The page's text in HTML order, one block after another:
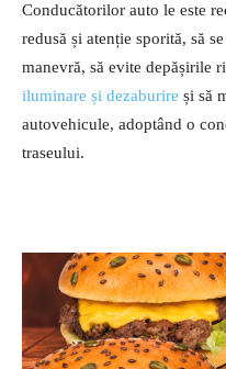
Conducătorilor auto le este
redusă și atenție sporită, să
manevră, să evite depășirile
iluminare și dezaburire și să
autovehicule, adoptând o
traseului.